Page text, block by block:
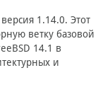
1.14.0. Этот
ветку базовой
14.1 в
и